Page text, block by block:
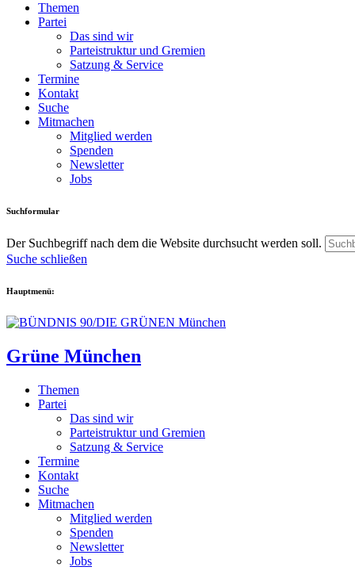
Themen
Partei
Das sind wir
Parteistruktur und Gremien
Satzung & Service
Termine
Kontakt
Suche
Mitmachen
Mitglied werden
Spenden
Newsletter
Jobs
Suchformular
Der Suchbegriff nach dem die Website durchsucht werden soll.
Suche schließen
Hauptmenü:
Grüne München
Themen
Partei
Das sind wir
Parteistruktur und Gremien
Satzung & Service
Termine
Kontakt
Suche
Mitmachen
Mitglied werden
Spenden
Newsletter
Jobs